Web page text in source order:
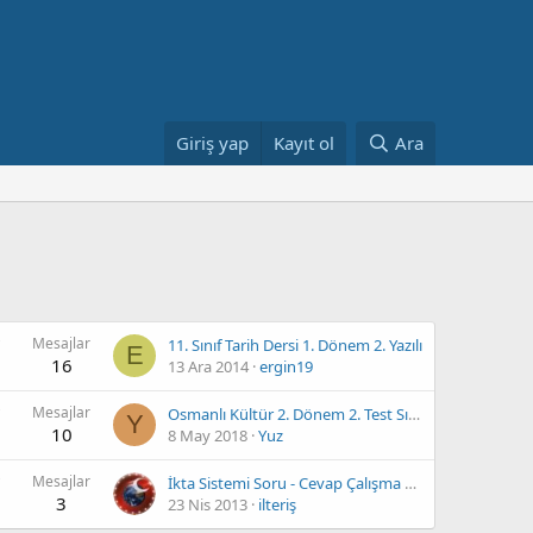
Giriş yap Kayıt ol Ara
Mesajlar
16 E
11. Sınıf Tarih Dersi 1. Dönem 2. Yazılı
13 Ara 2014 ergin19
Mesajlar
10 Y
Osmanlı Kültür 2. Dönem 2. Test Sınavı (Ekonomi-Eğitim)(A-B Gurubu)
8 May 2018 Yuz
Mesajlar
3
İkta Sistemi Soru - Cevap Çalışma Kağıdı
23 Nis 2013 ilteriş